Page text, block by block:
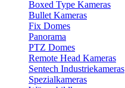
Boxed Type Kameras
Bullet Kameras
Fix Domes
Panorama
PTZ Domes
Remote Head Kameras
Sentech Industriekameras
Spezialkameras